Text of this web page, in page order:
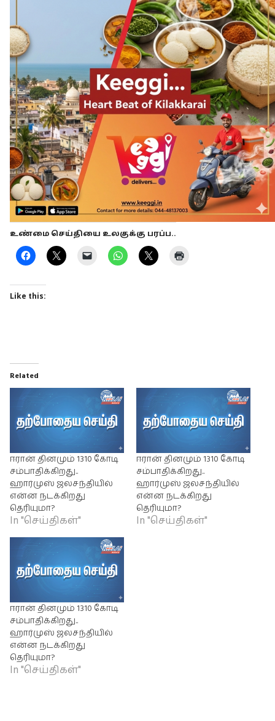
உண்மை செய்தியை உலகுக்கு பரப்ப..
Like this:
Related
ஈரான் தினமும் 1310 கோடி
சம்பாதிக்கிறது..
ஹார்முஸ் ஜலசந்தியில்
என்ன நடக்கிறது
தெரியுமா?
In "செய்திகள்"
ஈரான் தினமும் 1310 கோடி
சம்பாதிக்கிறது..
ஹார்முஸ் ஜலசந்தியில்
என்ன நடக்கிறது
தெரியுமா?
In "செய்திகள்"
ஈரான் தினமும் 1310 கோடி
சம்பாதிக்கிறது..
ஹார்முஸ் ஜலசந்தியில்
என்ன நடக்கிறது
தெரியுமா?
In "செய்திகள்"